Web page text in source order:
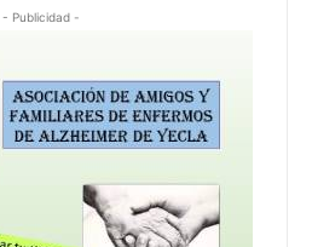
- Publicidad -